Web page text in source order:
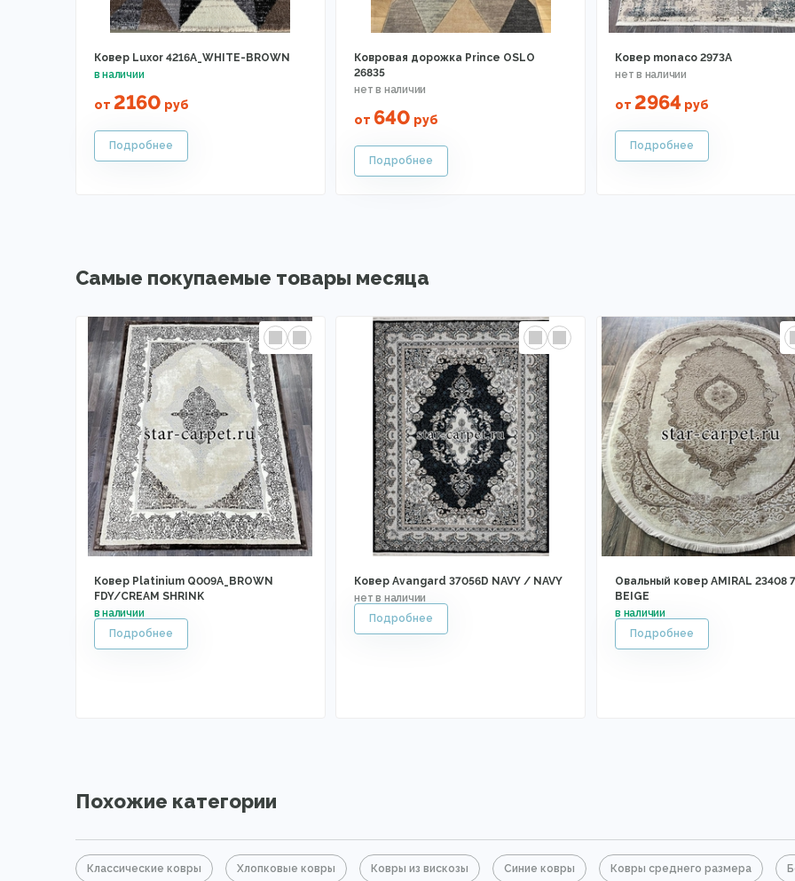
Ковер Luxor 4216A_WHITE-BROWN
от 2160 руб
Ковровая дорожка Prince OSLO
26835
от 640 руб
Ковер monaco 2973A
от 2964 руб
Самые покупаемые товары месяца
Ковер Platinium Q009A_BROWN
FDY/CREAM SHRINK
Ковер Avangard 37056D NAVY / NAVY
Овальный ковер AMIRAL 23408
BEIGE
Похожие категории
Классические ковры Хлопковые ковры Ковры из вискозы Синие ковры Ковры среднего размера